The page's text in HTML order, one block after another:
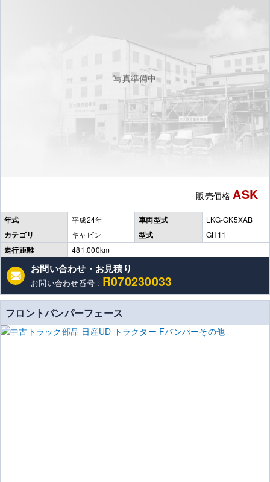
写真準備中
販売価格 ASK
年式 平成24年 車両型式 LKG-GK5XAB
カテゴリ キャビン 型式 GH11
走行距離 481,000km
お問い合わせ・お見積り
お問い合わせ番号 : R070230033
フロントバンパーフェース